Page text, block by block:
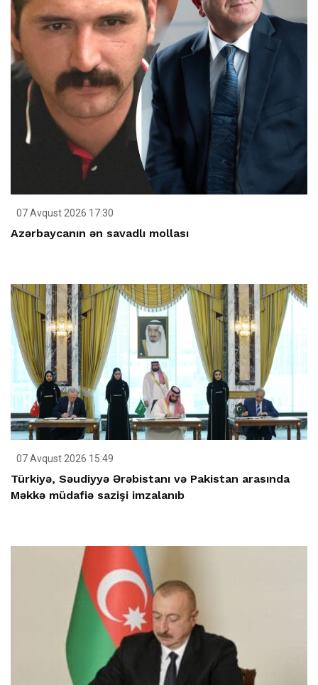
07 Avqust 2026 17:30
Azərbaycanın ən savadlı mollası
07 Avqust 2026 15:49
Türkiyə, Səudiyyə Ərəbistanı və Pakistan arasında
Məkkə müdafiə sazişi imzalanıb